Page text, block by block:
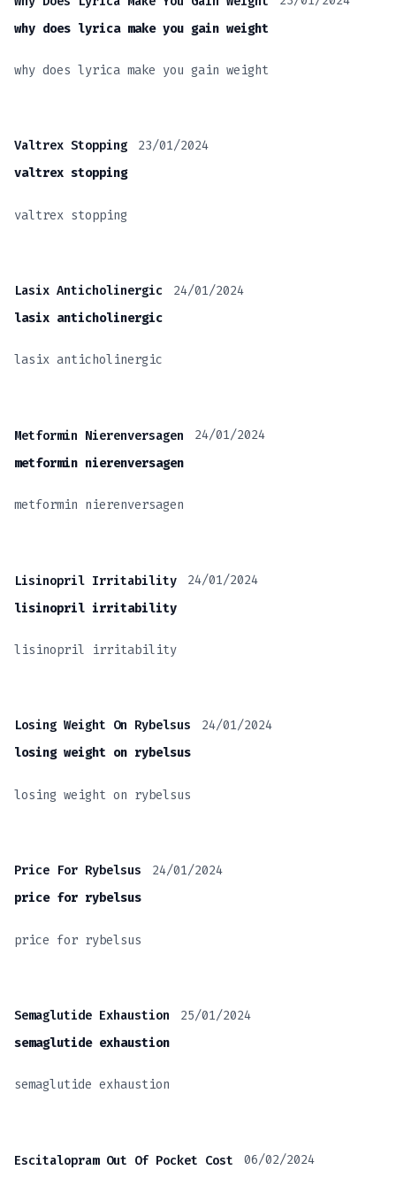
why does lyrica make you gain weight
why does lyrica make you gain weight
Valtrex Stopping
23/01/2024
valtrex stopping
valtrex stopping
Lasix Anticholinergic
24/01/2024
lasix anticholinergic
lasix anticholinergic
Metformin Nierenversagen
24/01/2024
metformin nierenversagen
metformin nierenversagen
Lisinopril Irritability
24/01/2024
lisinopril irritability
lisinopril irritability
Losing Weight On Rybelsus
24/01/2024
losing weight on rybelsus
losing weight on rybelsus
Price For Rybelsus
24/01/2024
price for rybelsus
price for rybelsus
Semaglutide Exhaustion
25/01/2024
semaglutide exhaustion
semaglutide exhaustion
Escitalopram Out Of Pocket Cost
06/02/2024